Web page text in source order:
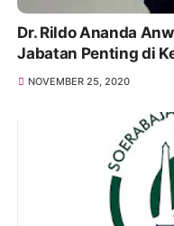
Dr. Rildo Ananda
Jabatan Penting di
NOVEMBER 25, 2020